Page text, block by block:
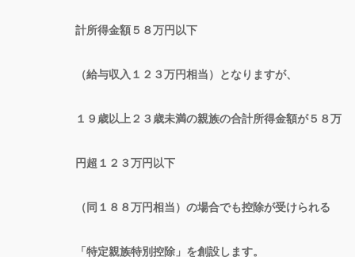
計所得金額５８万円以下
（給与収入１２３万円相当）となりますが、
１９歳以上２３歳未満の親族の合計所得金額が５８万
円超１２３万円以下
（同１８８万円相当）の場合でも控除が受けられる
「特定親族特別控除」を創設します。